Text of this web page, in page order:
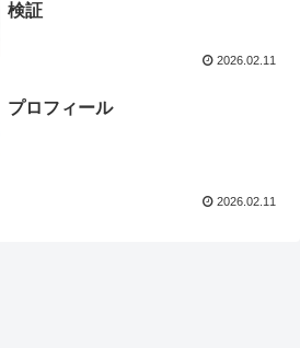
検証
2026.02.11
プロフィール
2026.02.11